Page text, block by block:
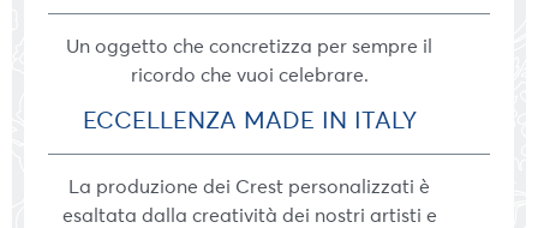
Un oggetto che concretizza per sempre il
ricordo che vuoi celebrare.
ECCELLENZA MADE IN ITALY
La produzione dei Crest personalizzati è
esaltata dalla creatività dei nostri artisti e